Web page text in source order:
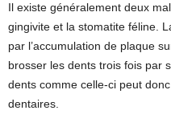
Il existe généralement deux
gingivite et la stomatite féline.
par l’accumulation de plaque
brosser les dents trois fois par
dents comme celle-ci peut
dentaires.